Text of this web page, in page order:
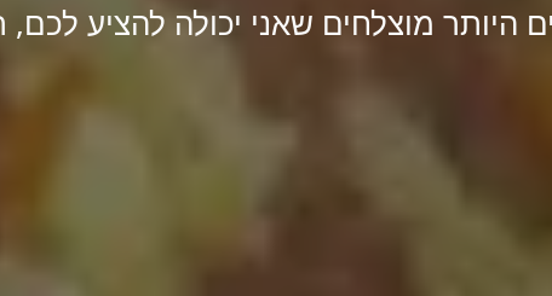
היותר מוצלחים שאני יכולה להציע